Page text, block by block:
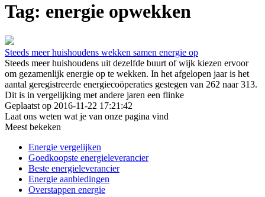
Tag: energie opwekken
Steeds meer huishoudens wekken samen energie op
Steeds meer huishoudens uit dezelfde buurt of wijk kiezen ervoor
om gezamenlijk energie op te wekken. In het afgelopen jaar is het
aantal geregistreerde energiecoöperaties gestegen van 262 naar 313.
Dit is in vergelijking met andere jaren een flinke
Geplaatst op 2016-11-22 17:21:42
Laat ons weten wat je van onze pagina vind
Meest bekeken
Energie vergelijken
Goedkoopste energieleverancier
Beste energieleverancier
Energie aanbiedingen
Overstappen energie